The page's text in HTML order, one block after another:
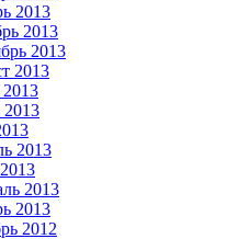
2013
2013
2013
2013
2013
2013
2013
2012